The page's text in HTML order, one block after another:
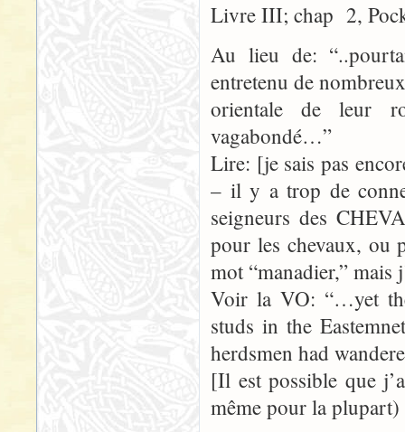
Livre III; chap 2,
Au lieu de:
entretenu de
orientale de leur
vagabondé…”
Lire: [je sais pas
– il y a trop de
seigneurs des
pour les chevaux, ou
mot “manadier,” mais
Voir la VO: “…yet
studs in the
herdsmen had
[Il est possible que
même pour la